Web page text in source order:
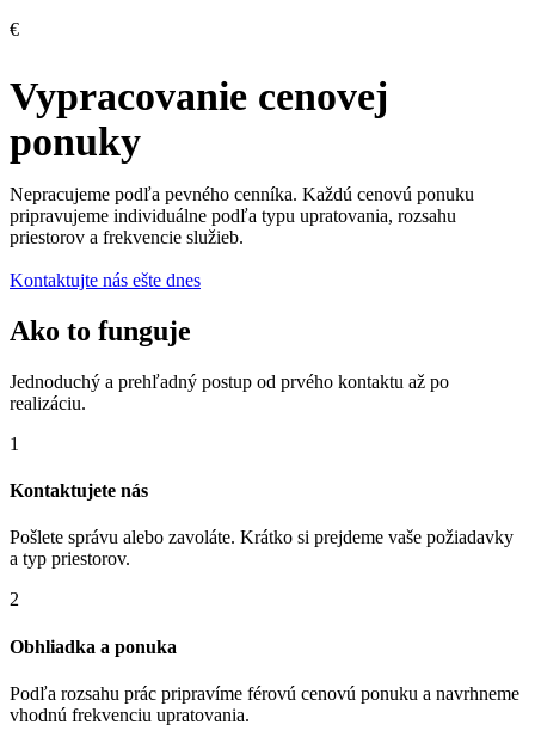
€
Vypracovanie cenovej
ponuky
Nepracujeme podľa pevného cenníka. Každú cenovú ponuku
pripravujeme individuálne podľa typu upratovania, rozsahu
priestorov a frekvencie služieb.
Kontaktujte nás ešte dnes
Ako to funguje
Jednoduchý a prehľadný postup od prvého kontaktu až po
realizáciu.
1
Kontaktujete nás
Pošlete správu alebo zavoláte. Krátko si prejdeme vaše požiadavky
a typ priestorov.
2
Obhliadka a ponuka
Podľa rozsahu prác pripravíme férovú cenovú ponuku a navrhneme
vhodnú frekvenciu upratovania.